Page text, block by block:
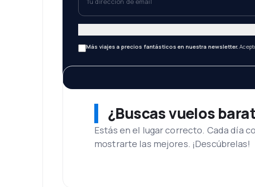
Más viajes a precios fantásticos en nuestra newsletter.
¿Buscas vuelos
Estás en el lugar correcto. Cada día
mostrarte las mejores. ¡Descúbrelas!